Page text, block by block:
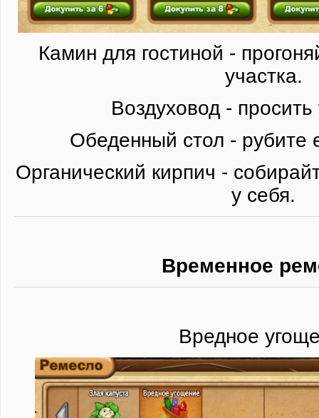
Камин для гостиной -
участка.
Воздуховод -
Обеденный стол - рубите
Органический кирпич -
у себя.
Временное
Вредное